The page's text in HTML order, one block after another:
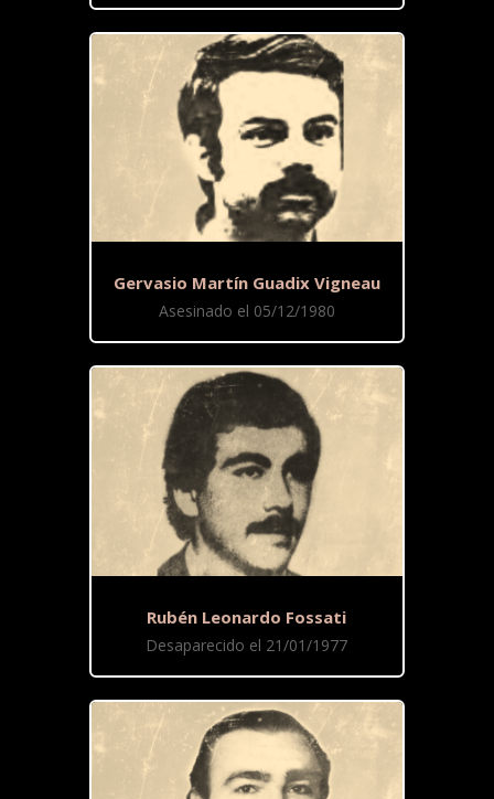
Gervasio Martín Guadix Vigneau
Asesinado el 05/12/1980
Rubén Leonardo Fossati
Desaparecido el 21/01/1977